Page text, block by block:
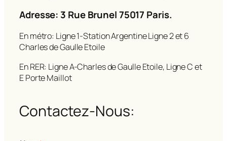
Adresse: 3 Rue Brunel 75017 Paris.
En métro: Ligne 1-Station Argentine Ligne 2 et 6
Charles de Gaulle Etoile
En RER: Ligne A-Charles de Gaulle Etoile, Ligne C et
E Porte Maillot
Contactez-Nous: